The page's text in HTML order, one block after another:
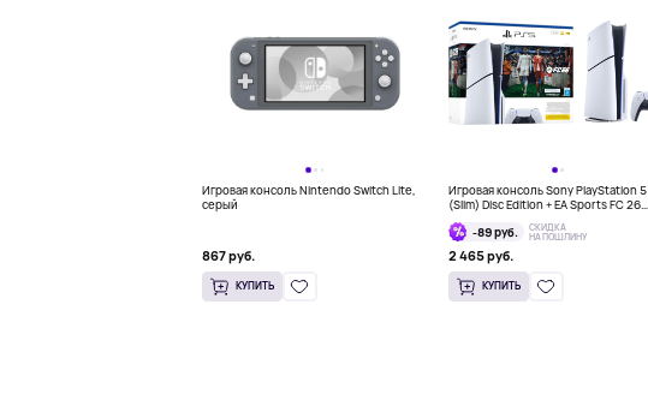
Игровая консоль Nintendo Switch Lite,
серый
867 руб.
КУПИТЬ
Игровая консоль Sony PlayStation 5
(Slim) Disc Edition + EA Sports FC 26
Bundle
-89 руб.
СКИДКА
НА ПОШЛИНУ
2 465 руб.
КУПИТЬ